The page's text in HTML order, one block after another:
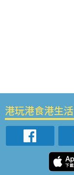
港玩港食港生活